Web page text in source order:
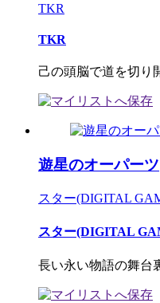
TKR
TKR
己の頭脳で道を切り
遊星のオーパーツ
スター(DIGITAL
スター(DIGITAL
長い永い物語の舞台